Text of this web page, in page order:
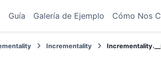
Guía Galería de Ejemplo Cómo Nos
Incrementality